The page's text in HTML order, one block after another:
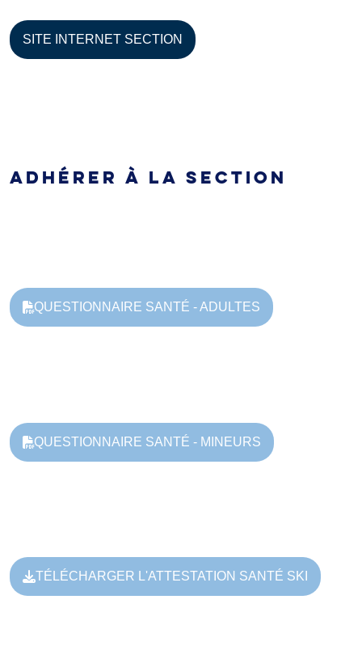
SITE INTERNET SECTION
ADHÉRER À LA SECTION
QUESTIONNAIRE SANTÉ - ADULTES
QUESTIONNAIRE SANTÉ - MINEURS
TÉLÉCHARGER L'ATTESTATION SANTÉ SKI